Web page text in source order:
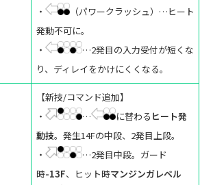
・
（パワークラッシュ）…ヒート
発動不可に。
・
…2発目の入力受付が短くな
り、ディレイをかけにくくなる。
【新技/コマンド追加】
・
… に替わる ヒート発
動技。発生14Fの中段、2発目上段。
・
…2発目中段。ガード
時-13F、ヒット時マンジンガレベル